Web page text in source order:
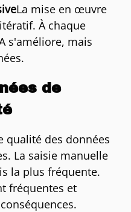
La mise en œuvre
À chaque
s'améliore, mais
de
qualité des données
La saisie manuelle
la plus fréquente.
fréquentes et